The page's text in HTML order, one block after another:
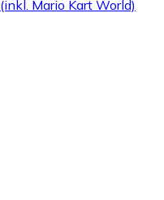
Mario Kart World)